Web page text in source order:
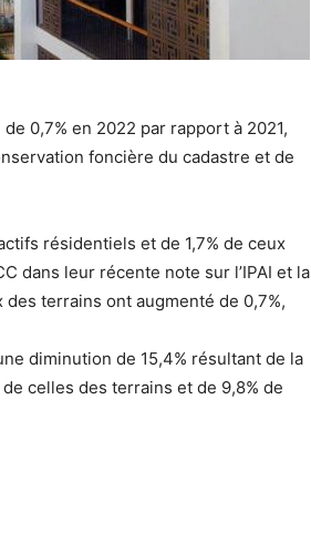
0,7% en 2022 par rapport à 2021,
foncière du cadastre et de
résidentiels et de 1,7% de ceux
dans leur récente note sur l’IPAI et la
terrains ont augmenté de 0,7%,
diminution de 15,4% résultant de la
celles des terrains et de 9,8% de